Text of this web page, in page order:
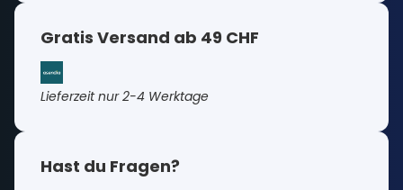
Gratis Versand ab 49 CHF
Lieferzeit nur 2-4 Werktage
Hast du Fragen?